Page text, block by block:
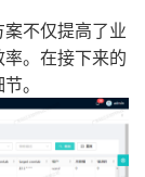
不仅提高了业
。在接下来的
。